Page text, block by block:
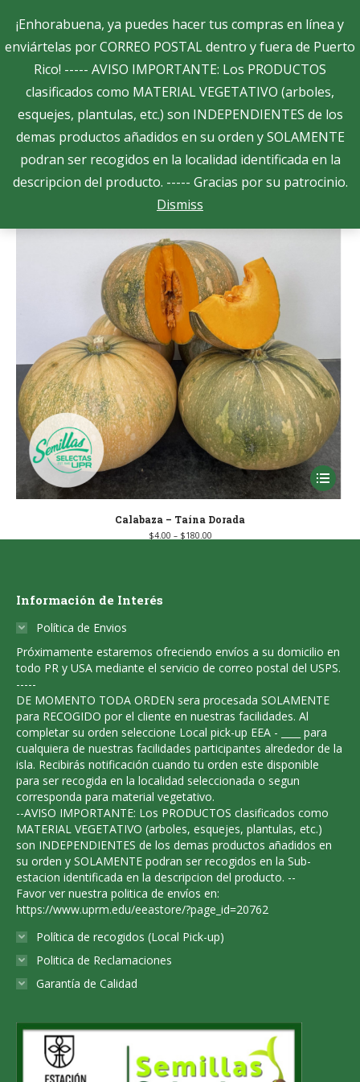
¡Enhorabuena, ya puedes hacer tus compras en línea y
enviártelas por CORREO POSTAL dentro y fuera de Puerto
Rico! ----- AVISO IMPORTANTE: Los PRODUCTOS
clasificados como MATERIAL VEGETATIVO (arboles,
esquejes, plantulas, etc.) son INDEPENDIENTES de los
demas productos añadidos en su orden y SOLAMENTE
podran ser recogidos en la localidad identificada en la
descripcion del producto. ----- Gracias por su patrocinio.
Dismiss
$0.00
Showing the single result
This
product
multiple
be
on
product
page
Calabaza – Taína Dorada
$4.00 – $180.00Price
range:
Información de Interés
Política de Envios
Próximamente estaremos ofreciendo envíos a su domicilio en
todo PR y USA mediante el servicio de correo postal del USPS.
-----
DE MOMENTO TODA ORDEN sera procesada SOLAMENTE
para RECOGIDO por el cliente en nuestras facilidades. Al
completar su orden seleccione Local pick-up EEA - ____ para
cualquiera de nuestras facilidades participantes alrededor de la
isla. Recibirás notificación cuando tu orden este disponible
para ser recogida en la localidad seleccionada o segun
corresponda para material vegetativo.
--AVISO IMPORTANTE: Los PRODUCTOS clasificados como
MATERIAL VEGETATIVO (arboles, esquejes, plantulas, etc.)
son INDEPENDIENTES de los demas productos añadidos en
su orden y SOLAMENTE podran ser recogidos en la Sub-
estacion identificada en la descripcion del producto. --
Favor ver nuestra politica de envíos en:
https://www.uprm.edu/eeastore/?page_id=20762
Política de recogidos (Local Pick-up)
Politica de Reclamaciones
Garantía de Calidad